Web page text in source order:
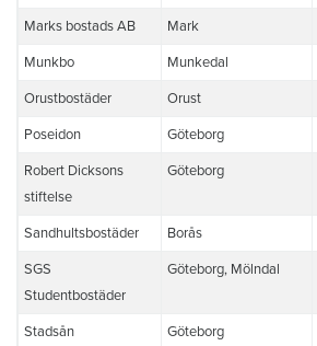
Marks bostads AB Mark
Munkbo Munkedal
Orustbostäder Orust
Poseidon Göteborg
Robert Dicksons
stiftelse
Göteborg
Sandhultsbostäder Borås
SGS
Studentbostäder
Göteborg, Mölndal
Stadsån Göteborg